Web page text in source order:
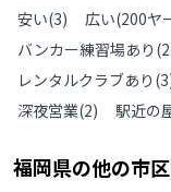
安い(3) 広い(200ヤ
バンカー練習場あり (2
レンタルクラブあり (3
深夜営業(2) 駅近の
福岡県の他の市